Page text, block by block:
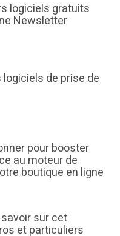
logiciels gratuits
Newsletter
de prise de
pour booster
au moteur de
boutique en ligne
sur cet
et particuliers